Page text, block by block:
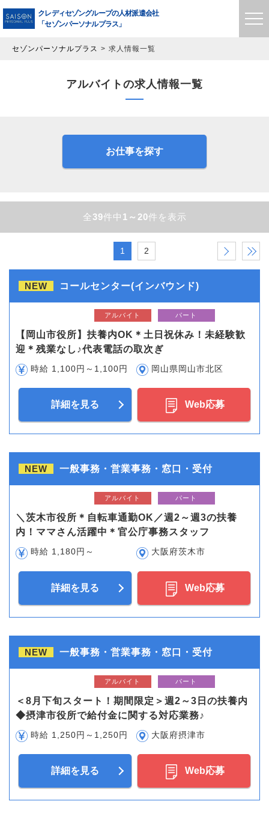
クレディセゾングループの人材派遣会社
「セゾンパーソナルプラス」
セゾンパーソナルプラス 求人情報一覧
アルバイトの求人情報一覧
お仕事を探す
全39件中 1～20件を表示
1 2 › »
NEW コールセンター(インバウンド)
アルバイト パート
【岡山市役所】扶養内OK＊土日祝休み！未経験歓
迎＊残業なし♪代表電話の取次ぎ
時給 1,100円～1,100円 岡山県岡山市北区
詳細を見る Web応募
NEW 一般事務・営業事務・窓口・受付
アルバイト パート
＼茨木市役所＊自転車通勤OK／週2～週3の扶養
内！ママさん活躍中＊官公庁事務スタッフ
時給 1,180円～ 大阪府茨木市
詳細を見る Web応募
NEW 一般事務・営業事務・窓口・受付
アルバイト パート
＜8月下旬スタート！期間限定＞週2～3日の扶養内
◆摂津市役所で給付金に関する対応業務♪
時給 1,250円～1,250円 大阪府摂津市
詳細を見る Web応募